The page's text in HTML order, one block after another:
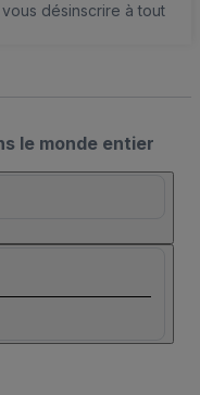
désinscrire à tout
le monde entier